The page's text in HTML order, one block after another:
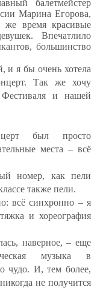
балетмейстер
Марина Егорова,
время красивые
Впечатлило
большинство
и я бы очень хотела
Так же хочу
Фестиваля и нашей
был просто
места – всё
номер, как пели
также пели.
всё синхронно – я
и хореография
наверное, – еще
музыка в
чудо. И, тем более,
не получится